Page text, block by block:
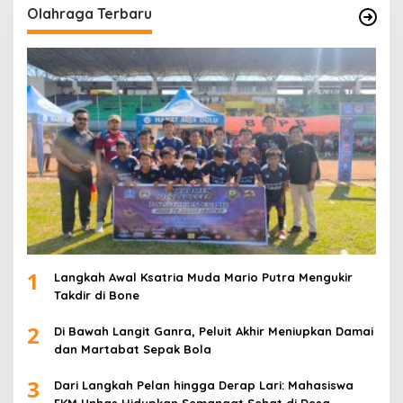
Olahraga Terbaru
1
Langkah Awal Ksatria Muda Mario Putra Mengukir
Takdir di Bone
2
Di Bawah Langit Ganra, Peluit Akhir Meniupkan Damai
dan Martabat Sepak Bola
3
Dari Langkah Pelan hingga Derap Lari: Mahasiswa